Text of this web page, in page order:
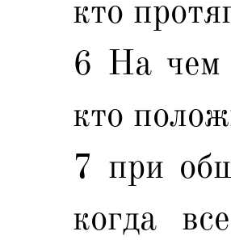
кто
6 На чем
кто
7 при
когда